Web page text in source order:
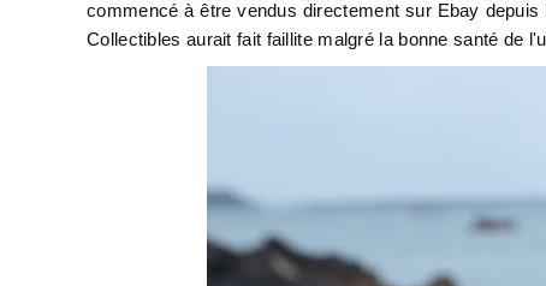
commencé à être vendus directement sur Ebay
Collectibles aurait fait faillite malgré la bonne santé de